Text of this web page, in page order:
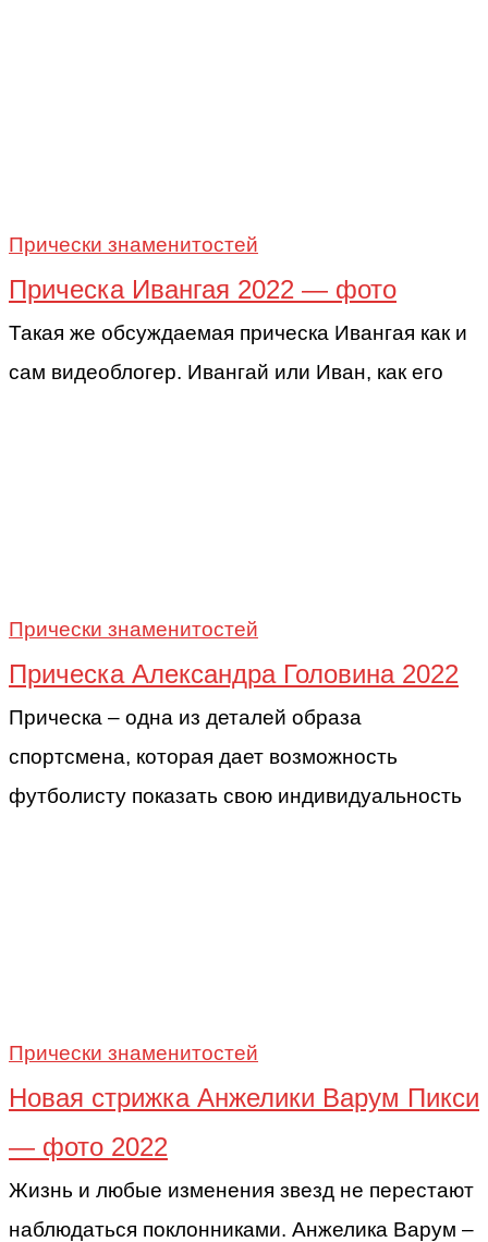
Прически знаменитостей
Прическа Ивангая 2022 — фото
Такая же обсуждаемая прическа Ивангая как и
сам видеоблогер. Ивангай или Иван, как его
Прически знаменитостей
Прическа Александра Головина 2022
Прическа – одна из деталей образа
спортсмена, которая дает возможность
футболисту показать свою индивидуальность
Прически знаменитостей
Новая стрижка Анжелики Варум Пикси
— фото 2022
Жизнь и любые изменения звезд не перестают
наблюдаться поклонниками. Анжелика Варум –